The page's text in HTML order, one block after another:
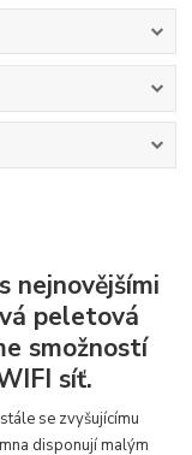
nejnovějšími
peletová
smožností
síť.
se zvyšujícímu
disponují malým